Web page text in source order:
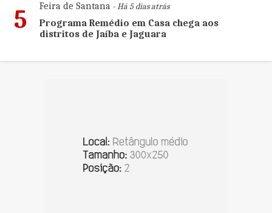
5 Feira de Santana- Há 5 dias atrás
Programa Remédio em Casa chega aos
distritos de Jaíba e Jaguara